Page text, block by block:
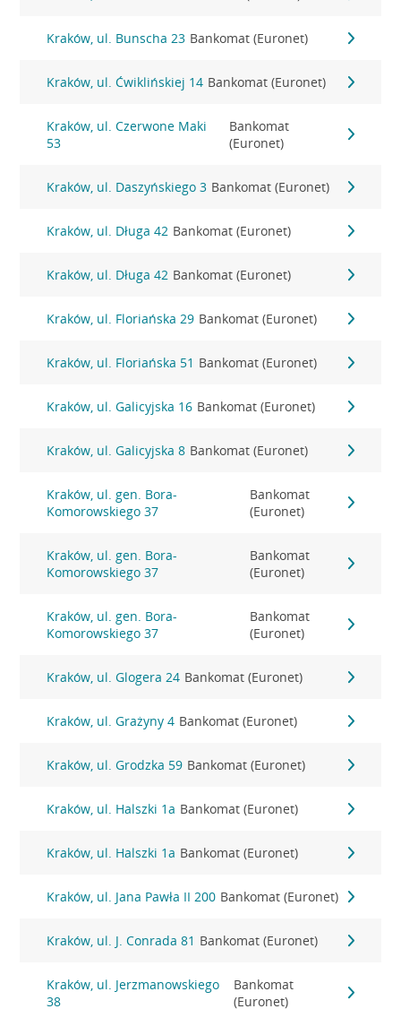
Kraków, ul. Bunscha 23 Bankomat (Euronet)
Kraków, ul. Ćwiklińskiej 14 Bankomat (Euronet)
Kraków, ul. Czerwone Maki
53
Bankomat
(Euronet)
Kraków, ul. Daszyńskiego 3 Bankomat (Euronet)
Kraków, ul. Długa 42 Bankomat (Euronet)
Kraków, ul. Długa 42 Bankomat (Euronet)
Kraków, ul. Floriańska 29 Bankomat (Euronet)
Kraków, ul. Floriańska 51 Bankomat (Euronet)
Kraków, ul. Galicyjska 16 Bankomat (Euronet)
Kraków, ul. Galicyjska 8 Bankomat (Euronet)
Kraków, ul. gen. Bora-
Komorowskiego 37
Bankomat
(Euronet)
Kraków, ul. gen. Bora-
Komorowskiego 37
Bankomat
(Euronet)
Kraków, ul. gen. Bora-
Komorowskiego 37
Bankomat
(Euronet)
Kraków, ul. Glogera 24 Bankomat (Euronet)
Kraków, ul. Grażyny 4 Bankomat (Euronet)
Kraków, ul. Grodzka 59 Bankomat (Euronet)
Kraków, ul. Halszki 1a Bankomat (Euronet)
Kraków, ul. Halszki 1a Bankomat (Euronet)
Kraków, ul. Jana Pawła II 200 Bankomat (Euronet)
Kraków, ul. J. Conrada 81 Bankomat (Euronet)
Kraków, ul. Jerzmanowskiego
38
Bankomat
(Euronet)